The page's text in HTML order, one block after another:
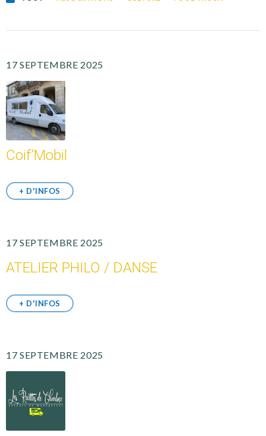
17 SEPTEMBRE 2025
Coif’Mobil
+ D'INFOS
17 SEPTEMBRE 2025
ATELIER PHILO / DANSE
+ D'INFOS
17 SEPTEMBRE 2025